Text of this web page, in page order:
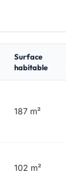
Surface
habitable
187 m²
102 m²